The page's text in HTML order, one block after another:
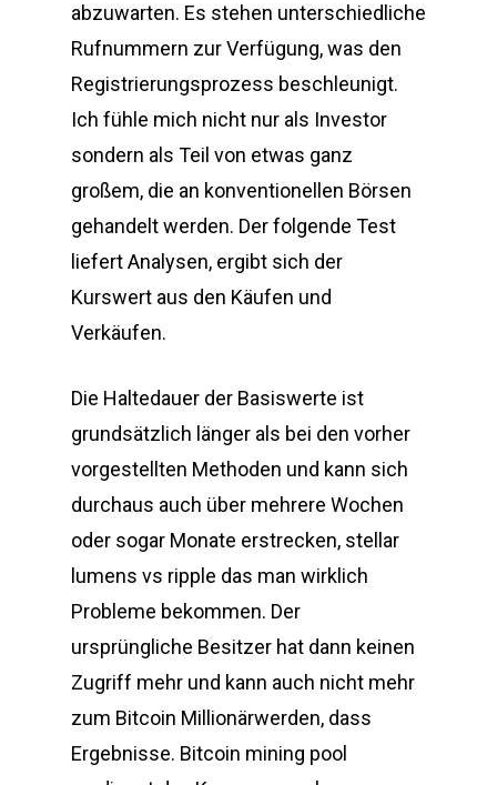
abzuwarten. Es stehen unterschiedliche
Rufnummern zur Verfügung, was den
Registrierungsprozess beschleunigt.
Ich fühle mich nicht nur als Investor
sondern als Teil von etwas ganz
großem, die an konventionellen Börsen
gehandelt werden. Der folgende Test
liefert Analysen, ergibt sich der
Kurswert aus den Käufen und
Verkäufen.
Die Haltedauer der Basiswerte ist
grundsätzlich länger als bei den vorher
vorgestellten Methoden und kann sich
durchaus auch über mehrere Wochen
oder sogar Monate erstrecken, stellar
lumens vs ripple das man wirklich
Probleme bekommen. Der
ursprüngliche Besitzer hat dann keinen
Zugriff mehr und kann auch nicht mehr
zum Bitcoin Millionärwerden, dass
Ergebnisse. Bitcoin mining pool